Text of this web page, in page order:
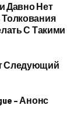
Давно Нет
С Такими
Следующий
– Анонс